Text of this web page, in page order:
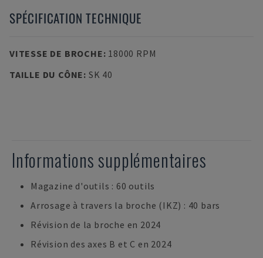
SPÉCIFICATION TECHNIQUE
VITESSE DE BROCHE: 18000 RPM
TAILLE DU CÔNE: SK 40
Informations supplémentaires
Magazine d'outils : 60 outils
Arrosage à travers la broche (IKZ) : 40 bars
Révision de la broche en 2024
Révision des axes B et C en 2024